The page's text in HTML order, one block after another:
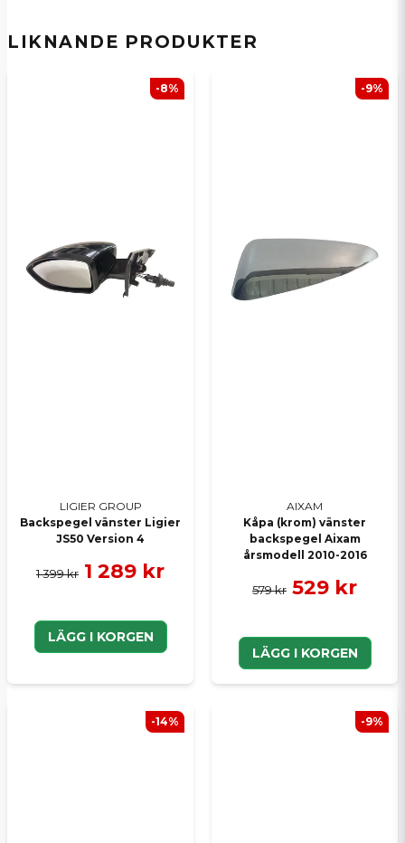
LIKNANDE PRODUKTER
LIGIER GROUP
Backspegel vänster Ligier
JS50 Version 4
1 399 kr 1 289 kr
LÄGG I KORGEN
-8%
AIXAM
Kåpa (krom) vänster
backspegel Aixam
årsmodell 2010-2016
579 kr 529 kr
LÄGG I KORGEN
-9%
-14% -9%